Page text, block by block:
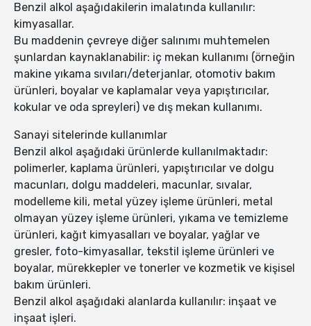
Benzil alkol aşağıdakilerin imalatında kullanılır:
kimyasallar.
Bu maddenin çevreye diğer salınımı muhtemelen
şunlardan kaynaklanabilir: iç mekan kullanımı (örneğin
makine yıkama sıvıları/deterjanlar, otomotiv bakım
ürünleri, boyalar ve kaplamalar veya yapıştırıcılar,
kokular ve oda spreyleri) ve dış mekan kullanımı.
Sanayi sitelerinde kullanımlar
Benzil alkol aşağıdaki ürünlerde kullanılmaktadır:
polimerler, kaplama ürünleri, yapıştırıcılar ve dolgu
macunları, dolgu maddeleri, macunlar, sıvalar,
modelleme kili, metal yüzey işleme ürünleri, metal
olmayan yüzey işleme ürünleri, yıkama ve temizleme
ürünleri, kağıt kimyasalları ve boyalar, yağlar ve
gresler, foto-kimyasallar, tekstil işleme ürünleri ve
boyalar, mürekkepler ve tonerler ve kozmetik ve kişisel
bakım ürünleri.
Benzil alkol aşağıdaki alanlarda kullanılır: inşaat ve
inşaat işleri.